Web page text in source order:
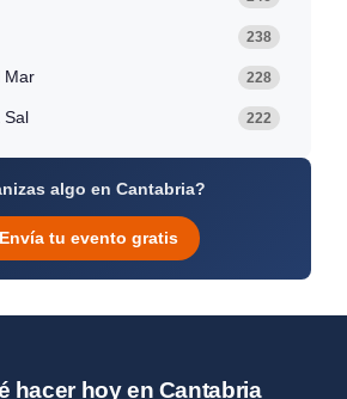
238
Mar 228
Sal 222
algo en Cantabria?
tu evento gratis
hacer hoy en Cantabria